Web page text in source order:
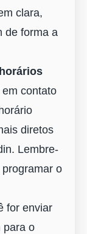
clara,
de forma a
contato
diretos
Lembre-
o
for enviar
para o